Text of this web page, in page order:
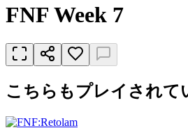
FNF Week 7
こちらもプレイされて